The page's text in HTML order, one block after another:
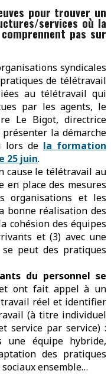
pour trouver un
services où la
pas sur
syndicales
de télétravail
au télétravail qui
par les agents, le
Le Bigot, directrice
la démarche
lors de la formation
25 juin.
cause le télétravail au
en place des mesures
organisations et les
bonne réalisation des
cohésion des équipes
et (3) avec une
peut des pratiques
du personnel se
ont fait appel à un
réel et identifier
(à titre individuel
service par service) :
une équipe hybride,
des pratiques
ensemble…